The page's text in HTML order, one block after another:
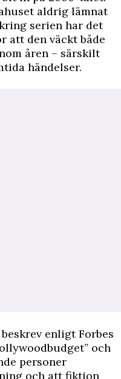
aldrig lämnat
serien har det
att den väckt både
åren – särskilt
händelser.
enligtForbes
och
personer
och att fiktion